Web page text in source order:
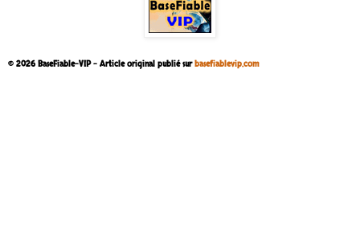
© 2026 BaseFiable-VIP – Article original publié surbasefiablevip.com